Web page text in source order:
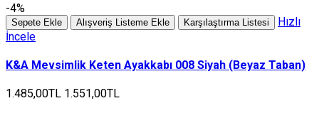
-4%
Sepete Ekle Alışveriş Listeme Ekle Karşılaştırma Listesi
Hızlı
İncele
K&A Mevsimlik Keten Ayakkabı 008 Siyah (Beyaz Taban)
1.485,00TL 1.551,00TL